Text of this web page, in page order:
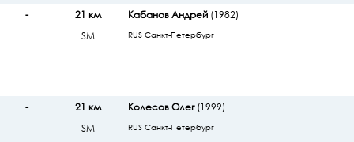
-
21 км
SМ
Кабанов Андрей(1982)
RUS Санкт-Петербург
-
21 км
SМ
Колесов Олег(1999)
RUS Санкт-Петербург